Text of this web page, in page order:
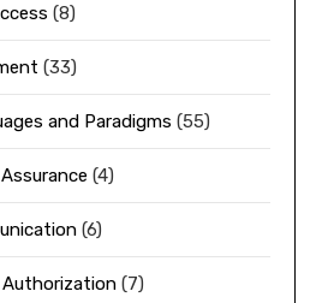
(8)
(33)
and Paradigms (55)
(4)
(6)
(7)